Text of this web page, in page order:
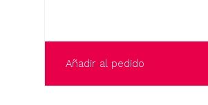
Añadir al pedido